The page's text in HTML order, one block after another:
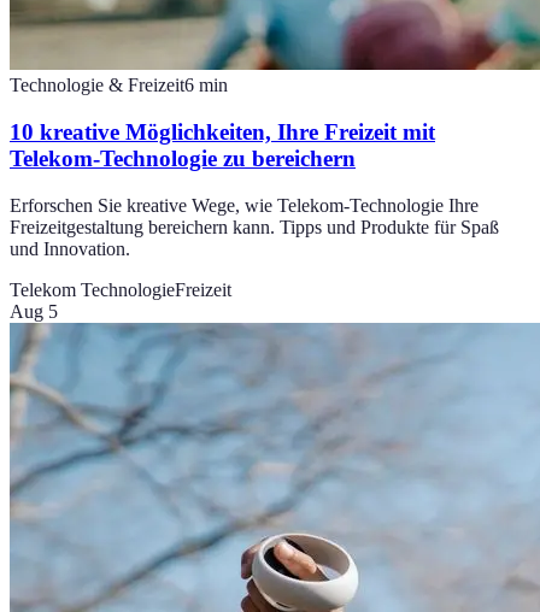
Technologie & Freizeit6 min
10 kreative Möglichkeiten, Ihre Freizeit mit
Telekom-Technologie zu bereichern
Erforschen Sie kreative Wege, wie Telekom-Technologie Ihre
Freizeitgestaltung bereichern kann. Tipps und Produkte für Spaß
und Innovation.
Telekom TechnologieFreizeit
Aug 5